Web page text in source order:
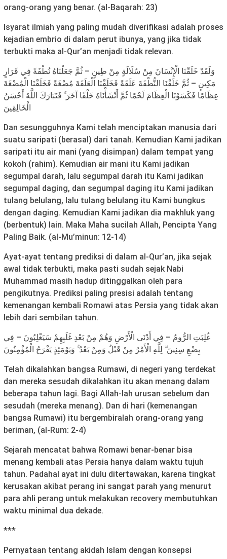
orang-orang yang benar. (al-Baqarah: 23)
Isyarat ilmiah yang paling mudah diverifikasi adalah proses
kejadian embrio di dalam perut ibunya, yang jika tidak
terbukti maka al-Qur’an menjadi tidak relevan.
وَلَقَدْ خَلَقْنَا الْإِنْسَانَ مِنْ سُلَالَةٍ مِنْ طِينٍ – ثُمَّ جَعَلْنَاهُ نُطْفَةً فِي قَرَارٍ
مَكِينٍ – ثُمَّ خَلَقْنَا النُّطْفَةَ عَلَقَةً فَخَلَقْنَا الْعَلَقَةَ مُضْغَةً فَخَلَقْنَا الْمُضْغَةَ
عِظَامًا فَكَسَوْنَا الْعِظَامَ لَحْمًا ثُمَّ أَنْشَأْنَاهُ خَلْقًا آخَرَ ۚ فَتَبَارَكَ اللَّهُ أَحْسَنُ
الْخَالِقِينَ
Dan sesungguhnya Kami telah menciptakan manusia dari
suatu saripati (berasal) dari tanah. Kemudian Kami jadikan
saripati itu air mani (yang disimpan) dalam tempat yang
kokoh (rahim). Kemudian air mani itu Kami jadikan
segumpal darah, lalu segumpal darah itu Kami jadikan
segumpal daging, dan segumpal daging itu Kami jadikan
tulang belulang, lalu tulang belulang itu Kami bungkus
dengan daging. Kemudian Kami jadikan dia makhluk yang
(berbentuk) lain. Maka Maha sucilah Allah, Pencipta Yang
Paling Baik. (al-Mu’minun: 12-14)
Ayat-ayat tentang prediksi di dalam al-Qur’an, jika sejak
awal tidak terbukti, maka pasti sudah sejak Nabi
Muhammad masih hadup ditinggalkan oleh para
pengikutnya. Prediksi paling presisi adalah tentang
kemenangan kembali Romawi atas Persia yang tidak akan
lebih dari sembilan tahun.
غُلِبَتِ الرُّومُ – فِي أَدْنَى الْأَرْضِ وَهُمْ مِنْ بَعْدِ غَلَبِهِمْ سَيَغْلِبُونَ – فِي
بِضْعِ سِنِينَ ۗ لِلَّهِ الْأَمْرُ مِنْ قَبْلُ وَمِنْ بَعْدُ ۚ وَيَوْمَئِذٍ يَفْرَحُ الْمُؤْمِنُونَ
Telah dikalahkan bangsa Rumawi, di negeri yang terdekat
dan mereka sesudah dikalahkan itu akan menang dalam
beberapa tahun lagi. Bagi Allah-lah urusan sebelum dan
sesudah (mereka menang). Dan di hari (kemenangan
bangsa Rumawi) itu bergembiralah orang-orang yang
beriman, (al-Rum: 2-4)
Sejarah mencatat bahwa Romawi benar-benar bisa
menang kembali atas Persia hanya dalam waktu tujuh
tahun. Padahal ayat ini dulu ditertawakan, karena tingkat
kerusakan akibat perang ini sangat parah yang menurut
para ahli perang untuk melakukan recovery membutuhkan
waktu minimal dua dekade.
***
Pernyataan tentang akidah Islam dengan konsepsi